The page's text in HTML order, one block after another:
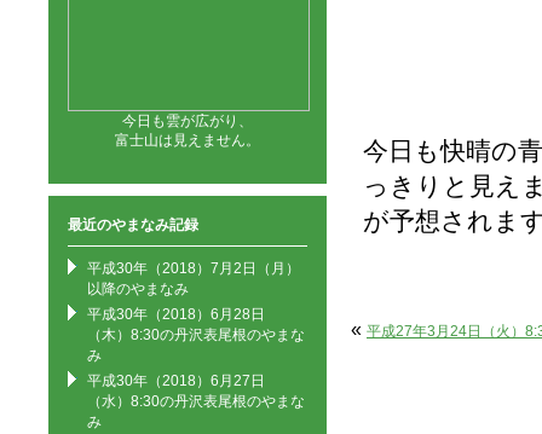
今日も雲が広がり、
富士山は見えません。
最近のやまなみ記録
平成30年（2018）7月2日（月）
以降のやまなみ
平成30年（2018）6月28日
（木）8:30の丹沢表尾根のやまな
み
平成30年（2018）6月27日
（水）8:30の丹沢表尾根のやまな
み
今日も快晴の
っきりと見え
が予想されま
« 平成27年3月24日（火）